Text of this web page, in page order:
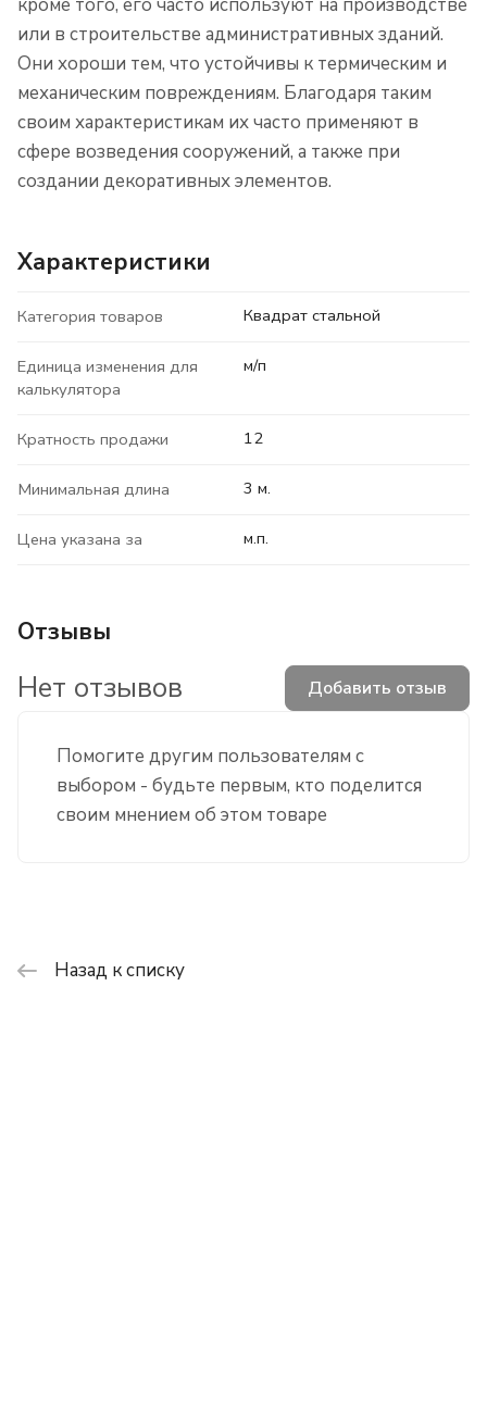
кроме того, его часто используют на производстве
или в строительстве административных зданий.
Они хороши тем, что устойчивы к термическим и
механическим повреждениям. Благодаря таким
своим характеристикам их часто применяют в
сфере возведения сооружений, а также при
создании декоративных элементов.
Характеристики
Категория товаров Квадрат стальной
Единица изменения для
калькулятора
м/п
Кратность продажи 12
Минимальная длина 3 м.
Цена указана за м.п.
Отзывы
Помогите другим пользователям с
выбором - будьте первым, кто поделится
своим мнением об этом товаре
Нет отзывов Добавить отзыв
Назад к списку